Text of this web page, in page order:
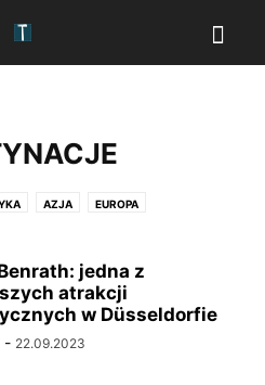
AZJA EUROPA
jedna z
atrakcji
w Düsseldorfie
- 22.09.2023